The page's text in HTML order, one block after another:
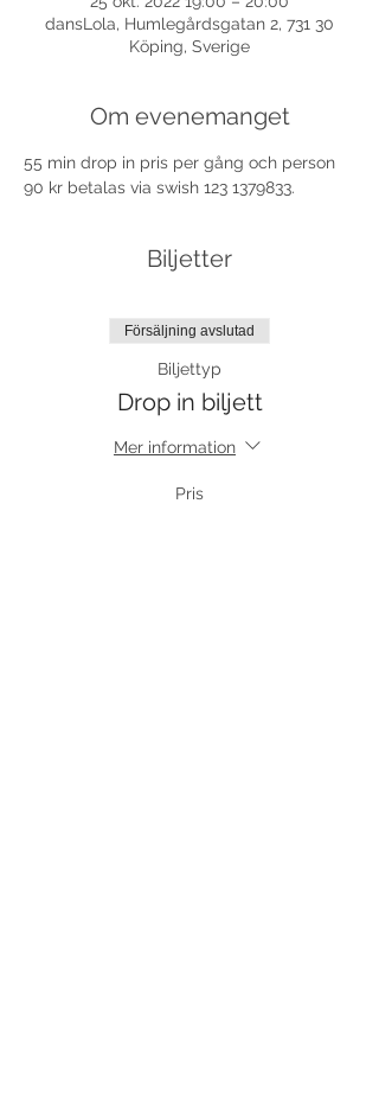
dansLola, Humlegårdsgatan 2, 731 30
Köping, Sverige
Om evenemanget
55 min drop in pris per gång och person
90 kr betalas via swish 123 1379833.
Biljetter
Försäljning avslutad
Biljettyp
Drop in biljett
Mer information
Pris